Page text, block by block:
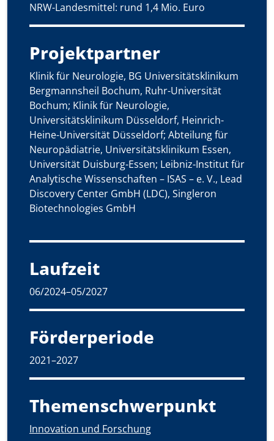
NRW-Landesmittel: rund 1,4 Mio. Euro
Projektpartner
Klinik für Neurologie, BG Universitätsklinikum
Bergmannsheil Bochum, Ruhr-Universität
Bochum; Klinik für Neurologie,
Universitätsklinikum Düsseldorf, Heinrich-
Heine-Universität Düsseldorf; Abteilung für
Neuropädiatrie, Universitätsklinikum Essen,
Universität Duisburg-Essen; Leibniz-Institut für
Analytische Wissenschaften – ISAS – e. V., Lead
Discovery Center GmbH (LDC), Singleron
Biotechnologies GmbH
Laufzeit
06/2024–05/2027
Förderperiode
2021–2027
Themenschwerpunkt
Innovation und Forschung